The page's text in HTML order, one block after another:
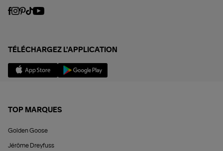
TÉLÉCHARGEZ L'APPLICATION
TOP MARQUES
Golden Goose
Jérôme Dreyfuss